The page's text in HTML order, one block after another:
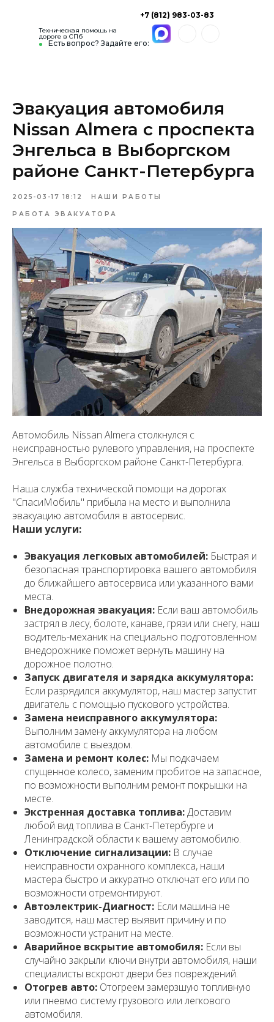
Есть вопрос? Задайте его:
+7 (812) 983-03-83
Техническая помощь на
дороге в СПб
Эвакуация автомобиля
Nissan Almera c проспекта
Энгельса в Выборгском
районе Санкт-Петербурга
2025-03-17 18:12 НАШИ РАБОТЫ
РАБОТА ЭВАКУАТОРА
Автомобиль Nissan Almera столкнулся с
неисправностью рулевого управления, на проспекте
Энгельса в Выборгском районе Санкт-Петербурга.
Наша служба технической помощи на дорогах
"СпасиМобиль" прибыла на место и выполнила
эвакуацию автомобиля в автосервис.
Наши услуги:
Эвакуация легковых автомобилей: Быстрая и
безопасная транспортировка вашего автомобиля
до ближайшего автосервиса или указанного вами
места.
Внедорожная эвакуация: Если ваш автомобиль
застрял в лесу, болоте, канаве, грязи или снегу, наш
водитель-механик на специально подготовленном
внедорожнике поможет вернуть машину на
дорожное полотно.
Запуск двигателя и зарядка аккумулятора:
Если разрядился аккумулятор, наш мастер запустит
двигатель с помощью пускового устройства.
Замена неисправного аккумулятора:
Выполним замену аккумулятора на любом
автомобиле с выездом.
Замена и ремонт колес: Мы подкачаем
спущенное колесо, заменим пробитое на запасное,
по возможности выполним ремонт покрышки на
месте.
Экстренная доставка топлива:Доставим
любой вид топлива в Санкт-Петербурге и
Ленинградской области к вашему автомобилю.
Отключение сигнализации: В случае
неисправности охранного комплекса, наши
мастера быстро и аккуратно отключат его или по
возможности отремонтируют.
Автоэлектрик-Диагност: Если машина не
заводится, наш мастер выявит причину и по
возможности устранит на месте.
Аварийное вскрытие автомобиля: Если вы
случайно закрыли ключи внутри автомобиля, наши
специалисты вскроют двери без повреждений.
Отогрев авто: Отогреем замерзшую топливную
или пневмо систему грузового или легкового
автомобиля.